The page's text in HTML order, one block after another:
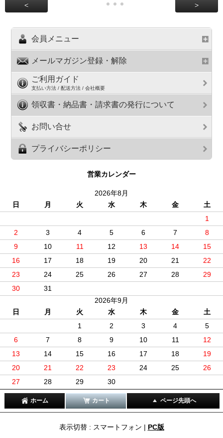
< >
会員メニュー
メールマガジン登録・解除
ご利用ガイド
支払い方法 / 配送方法 / 会社概要
領収書・納品書・請求書の発行について
お問い合せ
プライバシーポリシー
営業カレンダー
2026年8月
日
月 火 水 木 金
土
1
2
3 4 5 6 7
8
9
10 11 12 13 14
15
16
17 18 19 20 21
22
23
24 25 26 27 28
29
30
31
2026年9月
日
月 火 水 木 金
土
1
2 3 4
5
6
7 8 9 10 11
12
13
14 15 16 17 18
19
20
21 22 23 24 25
26
27
28 29 30
ホーム カート ページ先頭へ
表示切替 : スマートフォン | PC版